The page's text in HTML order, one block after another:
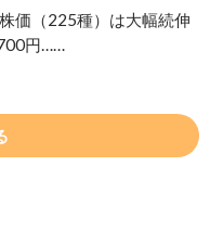
価（225種）は大幅続伸
円……